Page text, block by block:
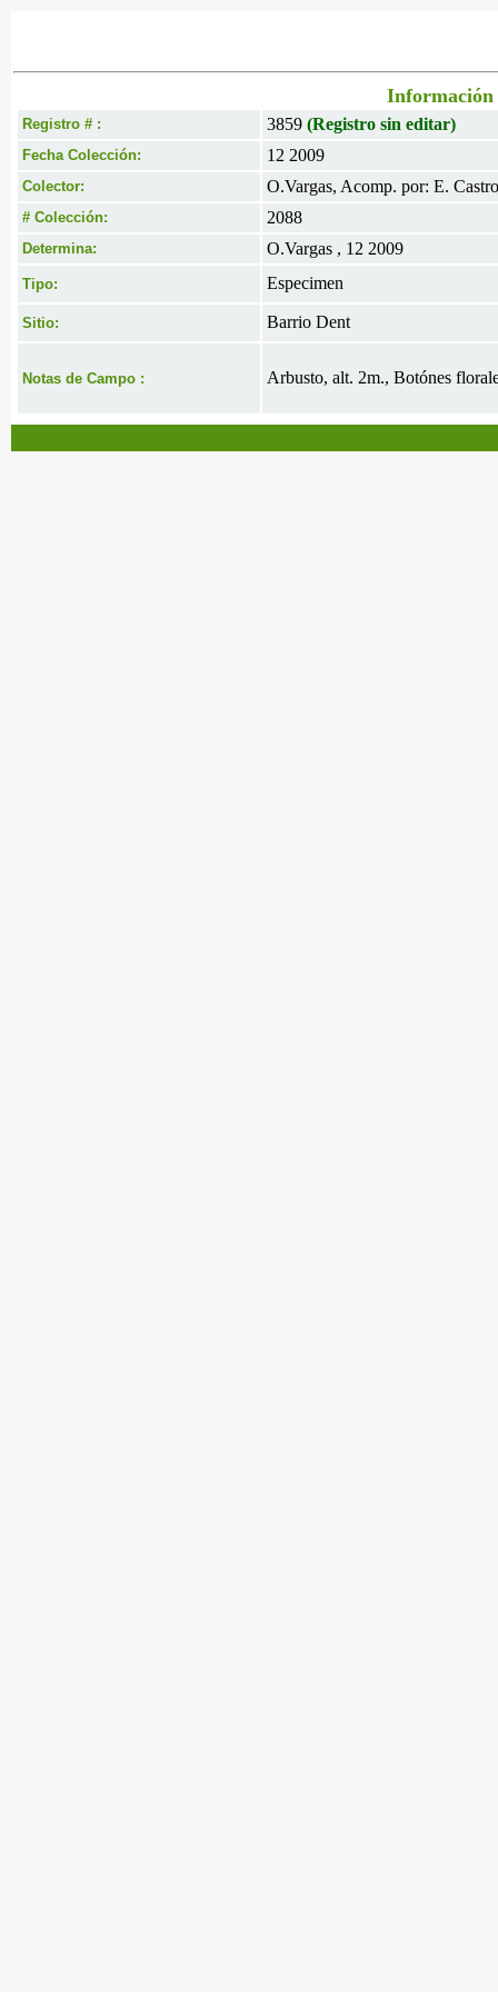
Información
Registro # : 3859 (Registro sin editar)
Fecha Colección: 12 2009
Colector: O.Vargas, Acomp. por: E.
# Colección: 2088
Determina: O.Vargas , 12 2009
Tipo: Especimen
Sitio: Barrio Dent
Notas de Campo : Arbusto, alt. 2m., Botónes